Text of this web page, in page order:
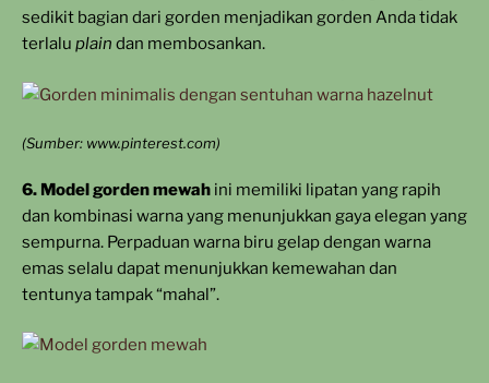
sedikit bagian dari gorden menjadikan gorden Anda tidak
terlalu plain dan membosankan.
(Sumber: www.pinterest.com)
6. Model gorden mewah ini memiliki lipatan yang rapih
dan kombinasi warna yang menunjukkan gaya elegan yang
sempurna. Perpaduan warna biru gelap dengan warna
emas selalu dapat menunjukkan kemewahan dan
tentunya tampak “mahal”.